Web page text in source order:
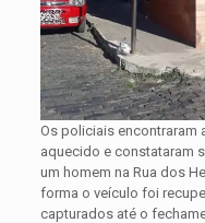
Os policiais encontraram
aquecido e constataram
um homem na Rua dos
forma o veículo foi
capturados até o